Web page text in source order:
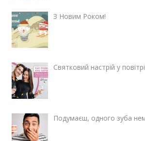
З Новим Роком!
Святковий настрій у
Подумаєш, одного зуба